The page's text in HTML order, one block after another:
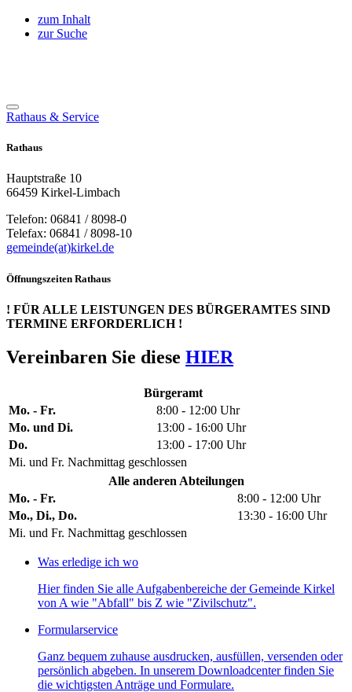
zum Inhalt
zur Suche
Rathaus & Service
Rathaus
Hauptstraße 10
66459 Kirkel-Limbach
Telefon: 06841 / 8098-0
Telefax: 06841 / 8098-10
gemeinde(at)kirkel.de
Öffnungszeiten Rathaus
! FÜR ALLE LEISTUNGEN DES BÜRGERAMTES SIND
TERMINE ERFORDERLICH !
Vereinbaren Sie diese HIER
Bürgeramt
Mo. - Fr.
8:00 - 12:00 Uhr
Mo. und Di.
13:00 - 16:00 Uhr
Do.
13:00 - 17:00 Uhr
Mi. und Fr. Nachmittag geschlossen
Alle anderen Abteilungen
Mo. - Fr.
8:00 - 12:00 Uhr
Mo., Di., Do.
13:30 - 16:00 Uhr
Mi. und Fr. Nachmittag geschlossen
Was erledige ich wo
Hier finden Sie alle Aufgabenbereiche der Gemeinde Kirkel
von A wie "Abfall" bis Z wie "Zivilschutz".
Formularservice
Ganz bequem zuhause ausdrucken, ausfüllen, versenden oder
persönlich abgeben. In unserem Downloadcenter finden Sie
die wichtigsten Anträge und Formulare.